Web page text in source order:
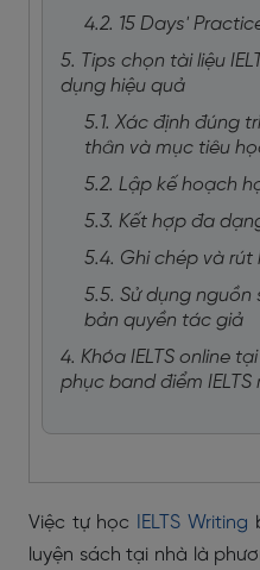
4.2. 15 Days'
5. Tips chọn tài liệu
dụng hiệu quả
5.1. Xác định đúng
thân và mục tiêu
5.2. Lập kế hoạch
5.3. Kết hợp đa
5.4. Ghi chép và rút
5.5. Sử dụng
bản quyền tác giả
4. Khóa IELTS online
phục band điểm IELTS
Việc tự học IELTS Writing
luyện sách tại nhà là